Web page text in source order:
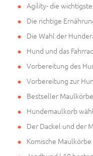
Agility- die
Die richtige
Die Wahl der
Hund und das Fahrrad
Vorbereitung des
Vorbereitung zur
Bestseller
Hundemaulkorb
Der Dackel und der
Komische Maulkörbe